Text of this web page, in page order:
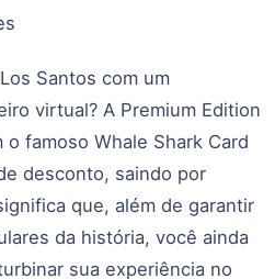
Santos com um
virtual? A Premium Edition
o famoso Whale Shark Card
desconto, saindo por
que, além de garantir
da história, você ainda
sua experiência no